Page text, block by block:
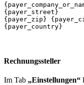
{payer_street}
{payer_zip}
{payer_country}
Rechnungssteller
Im Tab „Einstellungen“